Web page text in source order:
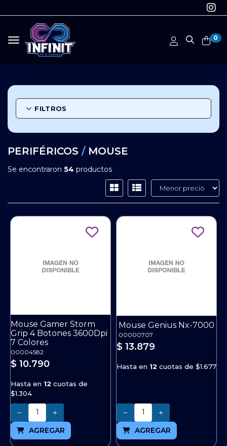
0
Toggle navigation
FILTROS
PERIFÉRICOS / MOUSE
Se encontraron 54 productos
Mouse Gamer Storm
Grip 4 Botones 3600Dpi
7 Colores
00004582
$ 10.790
Hasta en 12 cuotas de
$1.304
Cantidad
AGREGAR
Mouse Genius Nx-7000
00000707
$ 13.879
Hasta en 12 cuotas de $1.677
Cantidad
AGREGAR